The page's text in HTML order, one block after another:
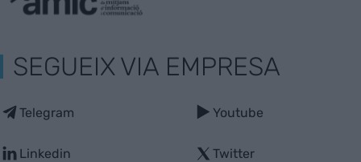
SEGUEIX VIA EMPRESA
Telegram
Linkedin
Youtube
Twitter